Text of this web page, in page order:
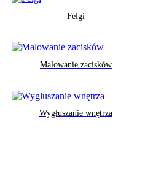
Felgi
Malowanie zacisków
Wygłuszanie wnętrza